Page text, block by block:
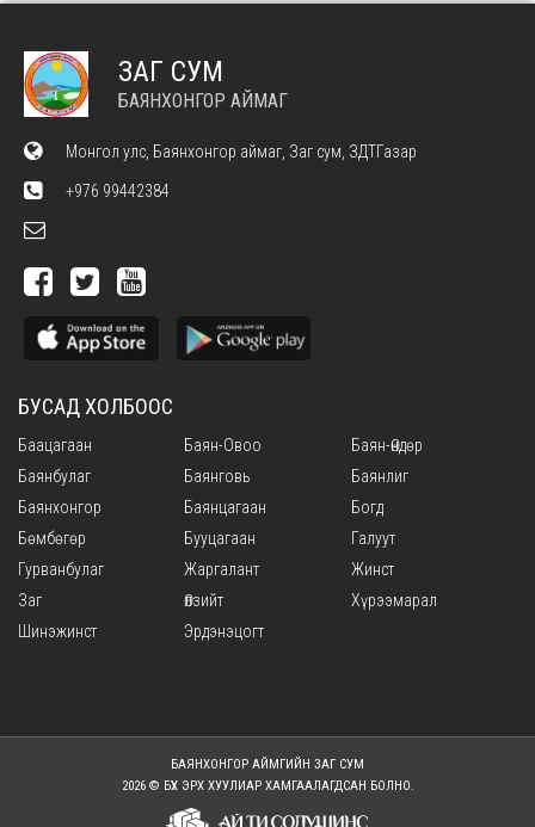
ЗАГ СУМ
БАЯНХОНГОР АЙМАГ
Монгол улс, Баянхонгор аймаг, Заг сум, ЗДТГазар
+976 99442384
БУСАД ХОЛБООС
Баацагаан Баян-Овоо
Баян-Өндөр
Баянбулаг
Баянговь
Баянлиг
Баянхонгор
Баянцагаан
Богд
Бөмбөгөр
Бууцагаан
Галуут
Гурванбулаг
Жаргалант
Жинст
Заг
Өлзийт
Хүрээмарал
Шинэжинст
Эрдэнэцогт
БАЯНХОНГОР АЙМГИЙН ЗАГ СУМ
2026 © БҮХ ЭРХ ХУУЛИАР ХАМГААЛАГДСАН БОЛНО.